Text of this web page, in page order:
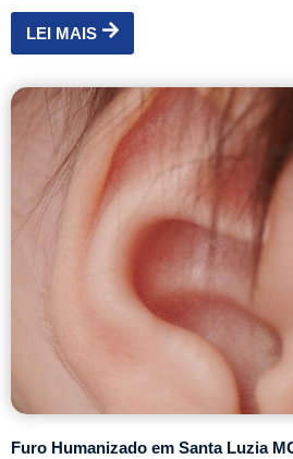
LEI MAIS
Furo Humanizado em Santa Luzia